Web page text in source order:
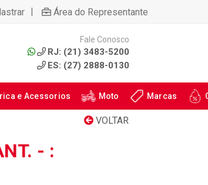
| Área do Representante
Fale Conosco
RJ: (21) 3483-5200
ES: (27) 2888-0130
e Acessorios Moto Marcas
VOLTAR
- :